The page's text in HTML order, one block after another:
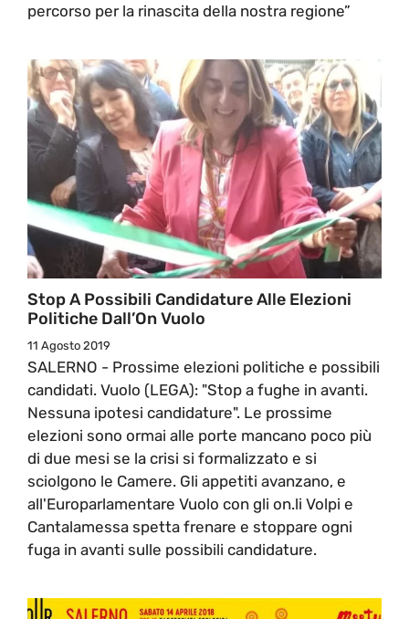
percorso per la rinascita della nostra regione”
Stop A Possibili Candidature Alle Elezioni
Politiche Dall’On Vuolo
11 Agosto 2019
SALERNO - Prossime elezioni politiche e possibili
candidati. Vuolo (LEGA): "Stop a fughe in avanti.
Nessuna ipotesi candidature". Le prossime
elezioni sono ormai alle porte mancano poco più
di due mesi se la crisi si formalizzato e si
sciolgono le Camere. Gli appetiti avanzano, e
all'Europarlamentare Vuolo con gli on.li Volpi e
Cantalamessa spetta frenare e stoppare ogni
fuga in avanti sulle possibili candidature.